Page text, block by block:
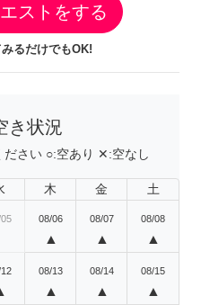
ストをする
るだけでもOK!
き状況
ださい ○:空あり ✕:空なし
木 金 土
08/06
▲
08/07
▲
08/08
▲
08/13
▲
08/14
▲
08/15
▲